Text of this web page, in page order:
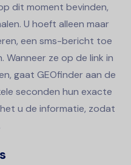
dit moment bevinden,
U hoeft alleen maar
een sms-bericht toe
ze op de link in
gaat GEOfinder aan de
seconden hun exacte
u de informatie, zodat